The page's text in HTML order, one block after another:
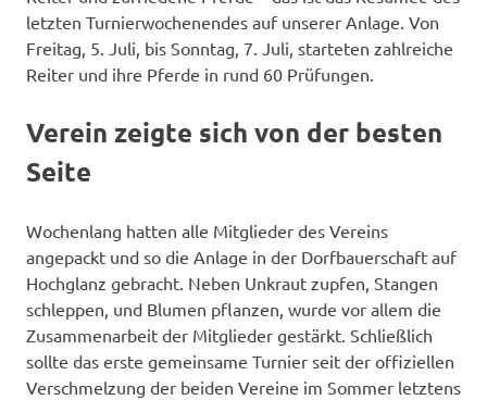
letzten Turnierwochenendes auf unserer Anlage. Von
Freitag, 5. Juli, bis Sonntag, 7. Juli, starteten zahlreiche
Reiter und ihre Pferde in rund 60 Prüfungen.
Verein zeigte sich von der besten
Seite
Wochenlang hatten alle Mitglieder des Vereins
angepackt und so die Anlage in der Dorfbauerschaft auf
Hochglanz gebracht. Neben Unkraut zupfen, Stangen
schleppen, und Blumen pflanzen, wurde vor allem die
Zusammenarbeit der Mitglieder gestärkt. Schließlich
sollte das erste gemeinsame Turnier seit der offiziellen
Verschmelzung der beiden Vereine im Sommer letztens